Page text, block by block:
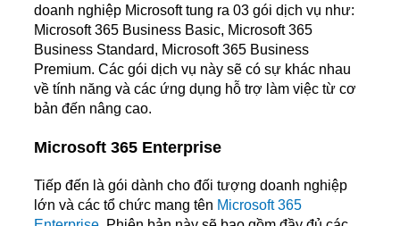
doanh nghiệp Microsoft tung ra 03 gói dịch vụ như:
Microsoft 365 Business Basic, Microsoft 365
Business Standard, Microsoft 365 Business
Premium. Các gói dịch vụ này sẽ có sự khác nhau
về tính năng và các ứng dụng hỗ trợ làm việc từ cơ
bản đến nâng cao.
Microsoft 365 Enterprise
Tiếp đến là gói dành cho đối tượng doanh nghiệp
lớn và các tổ chức mang tên Microsoft 365